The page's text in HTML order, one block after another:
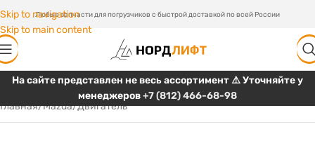
Skip to navigation
Skip to main content
Любые запчасти для погрузчиков с быстрой доставкой по всей России
На сайте представлен не весь ассортимент ⚠️ Уточняйте у
менеджеров+7 (812) 466-68-98
Главная/Mazda/Двигатель